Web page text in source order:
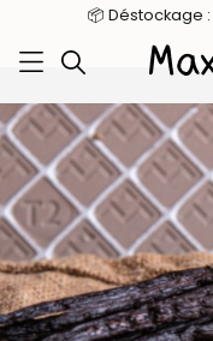
📦 Déstockage :